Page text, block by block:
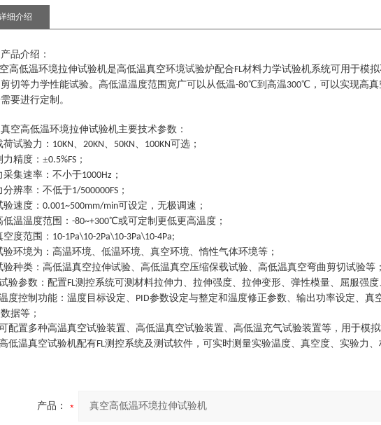
细介绍
品介绍：
高低温环境拉伸试验机是高低温真空环境试验炉配合FL材料力学试验机系统可用于模
切等力学性能试验。高低温温度范围宽广可以从低温-80℃到高温300℃，可以实现高真
要进行定制。
真空高低温环境拉伸试验机主要技术参数：
荷试验力： 10KN、 20KN、 50KN、 100KN可选；
力精度：±0.5%FS ；
采集速率：不小于1000Hz ；
分辨率：不低于1/500000FS ；
验速度： 0.001~500mm/min可设定，无极调速；
低温温度范围： -80~+300℃或可定制更低更高温度；
空度范围： 10-1Pa\10-2Pa\10-3Pa\10-4Pa;
验环境为：高温环境、低温环境、真空环境、惰性气体环境等；
验种类：高低温真空拉伸试验、高低温真空压缩保载试验、高低温真空弯曲剪切试验等；
验参数：配置FL测控系统可测材料拉伸力、拉伸强度、拉伸变形、弹性模量、屈服强
度控制功能：温度目标设定、 PID参数设定与整定和温度修正参数、输出功率设定、真
据等；
配置多种高温真空试验装置、高低温真空试验装置、高低温充气试验装置等，用于模
高低温真空试验机配有FL测控系统及测试软件，可实时测量实验温度、真空度、实验力
产品：